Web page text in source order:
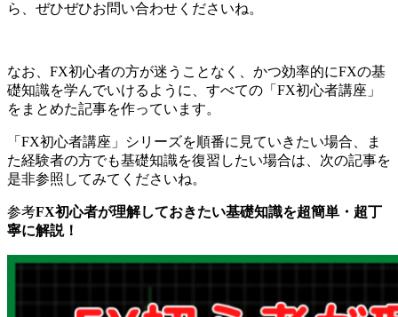
ら、ぜひぜひお問い合わせくださいね。
なお、FX初心者の方が迷うことなく、かつ効率的にFXの基
礎知識を学んでいけるように、すべての「FX初心者講座」
をまとめた記事を作っています。
「FX初心者講座」シリーズを順番に見ていきたい場合、ま
た経験者の方でも基礎知識を復習したい場合は、次の記事を
是非参照してみてくださいね。
参考FX初心者が理解しておきたい基礎知識を超簡単・超丁
寧に解説！